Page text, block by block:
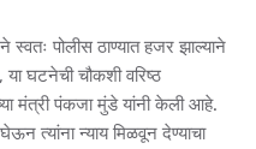
पोलीस ठाण्यात हजर झाल्याने
घटनेची चौकशी वरिष्ठ
मंत्री पंकजा मुंडे यांनी केली आहे.
त्यांना न्याय मिळवून देण्याचा